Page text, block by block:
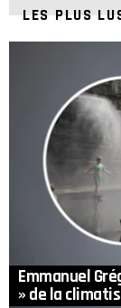
LES PLUS
Emmanuel
» de la